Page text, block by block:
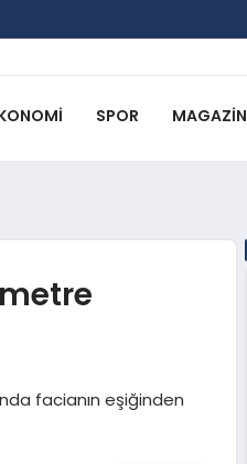
SPOR MAGAZIN
facianın eşiğinden